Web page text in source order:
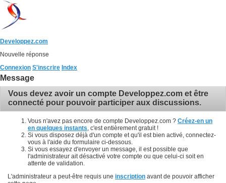
Developpez.com
Nouvelle réponse
Connexion S'inscrire Index
Message
Vous devez avoir un compte Developpez.com et être
connecté pour pouvoir participer aux discussions.
Vous n'avez pas encore de compte Developpez.com ? Créez-en un
en quelques instants , c'est entièrement gratuit !
Si vous disposez déjà d'un compte et qu'il est bien activé, connectez-
vous à l'aide du formulaire ci-dessous.
Si vous essayez d'envoyer un message, il est possible que
l'administrateur ait désactivé votre compte ou que celui-ci soit en
attente de validation.
L'administrateur a peut-être requis une inscription avant de pouvoir afficher